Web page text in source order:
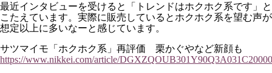
最近インタビューを受けると「トレンドはホクホク系です」と
こたえています。実際に販売しているとホクホク系を望む声が
想定以上に多いなーと感じています。
サツマイモ「ホクホク系」再評価 栗かぐやなど新顔も
https://www.nikkei.com/article/